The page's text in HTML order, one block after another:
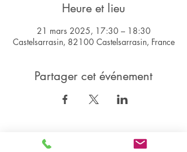
Heure et lieu
21 mars 2025, 17:30 – 18:30
Castelsarrasin, 82100 Castelsarrasin, France
Partager cet événement